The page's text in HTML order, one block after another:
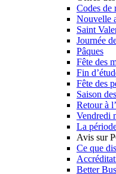
Codes de
Nouvelle
Saint
Journée
Pâques
Fête des
Fin
Fête des
Saison
Retour à
Vendredi
La
Avis sur
Ce que
Better